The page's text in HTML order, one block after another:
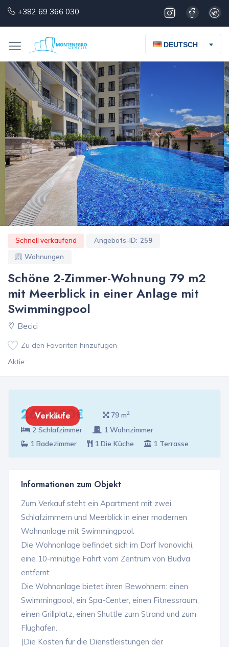
+382 69 366 030
DEUTSCH
Schnell verkaufend Angebots-ID: 259
Wohnungen
Schöne 2-Zimmer-Wohnung 79 m2
mit Meerblick in einer Anlage mit
Swimmingpool
Becici
Zu den Favoriten hinzufügen
Aktie:
269 000€
Verkäufe 79 m2
2 Schlafzimmer
1 Wohnzimmer
1 Badezimmer
1 Die Küche 1 Terrasse
Informationen zum Objekt
Zum Verkauf steht ein Apartment mit zwei
Schlafzimmern und Meerblick in einer modernen
Wohnanlage mit Swimmingpool.
Die Wohnanlage befindet sich im Dorf Ivanovichi,
eine 10-minütige Fahrt vom Zentrum von Budva
entfernt.
Die Wohnanlage bietet ihren Bewohnern: einen
Swimmingpool, ein Spa-Center, einen Fitnessraum,
einen Grillplatz, einen Shuttle zum Strand und zum
Flughafen.
(Die Kosten für die Dienstleistungen der